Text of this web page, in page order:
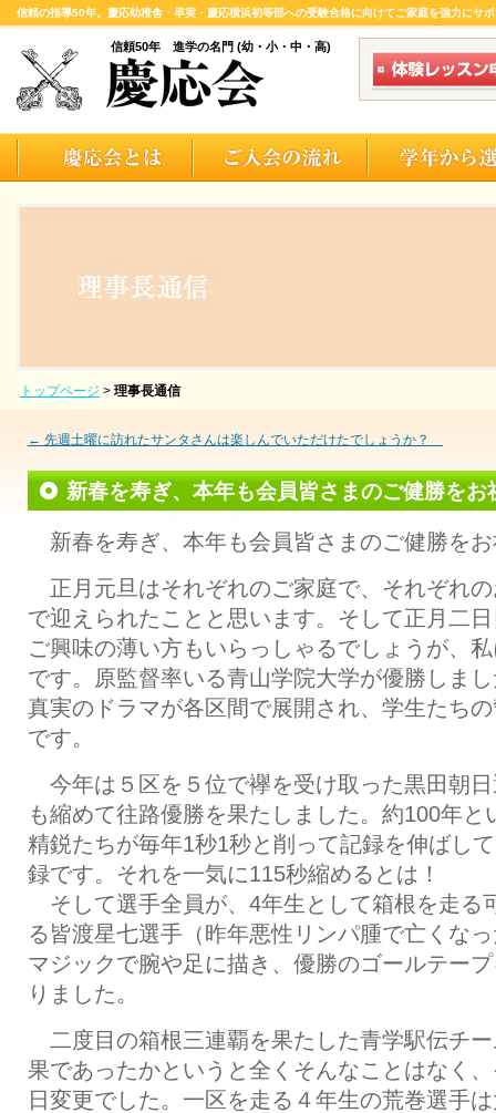
信頼の指導50年。慶応幼稚舎・早実・慶応横浜初等部への受験合格に向けてご家庭を強力にサ
信頼50年 進学の名門 (幼・小・中・高)
トップページ > 理事長通信
← 先週土曜に訪れたサンタさんは楽しんでいただけたでしょうか？
新春を寿ぎ、本年も会員皆さまのご健勝をお
新春を寿ぎ、本年も会員皆さまのご健勝を
正月元旦はそれぞれのご家庭で、それぞれ
で迎えられたことと思います。そして正月二
ご興味の薄い方もいらっしゃるでしょうが、
です。原監督率いる青山学院大学が優勝しま
真実のドラマが各区間で展開され、学生たち
です。
今年は５区を５位で襷を受け取った黒田朝
も縮めて往路優勝を果たしました。約100年
精鋭たちが毎年1秒1秒と削って記録を伸ばし
録です。それを一気に115秒縮めるとは！
そして選手全員が、4年生として箱根を走る
る皆渡星七選手（昨年悪性リンパ腫で亡くな
マジックで腕や足に描き、優勝のゴールテー
りました。
二度目の箱根三連覇を果たした青学駅伝チ
果であったかというと全くそんなことはなく
日変更でした。一区を走る４年生の荒巻選手